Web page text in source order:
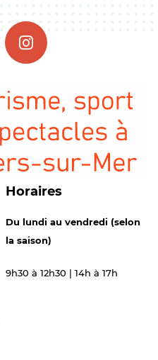
Horaires
Du lundi au vendredi (selon
la saison)
9h30 à 12h30 | 14h à 17h